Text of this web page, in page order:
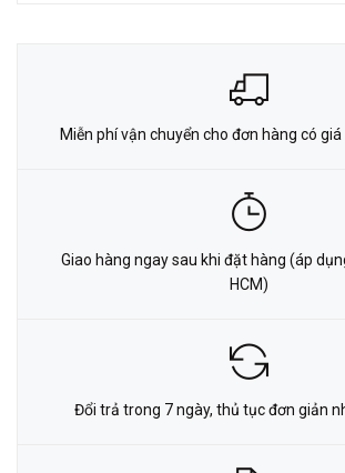
Miễn phí vận chuyển cho đơn hàng có
Giao hàng ngay sau khi đặt hàng (áp
HCM)
Đổi trả trong 7 ngày, thủ tục đơn giản